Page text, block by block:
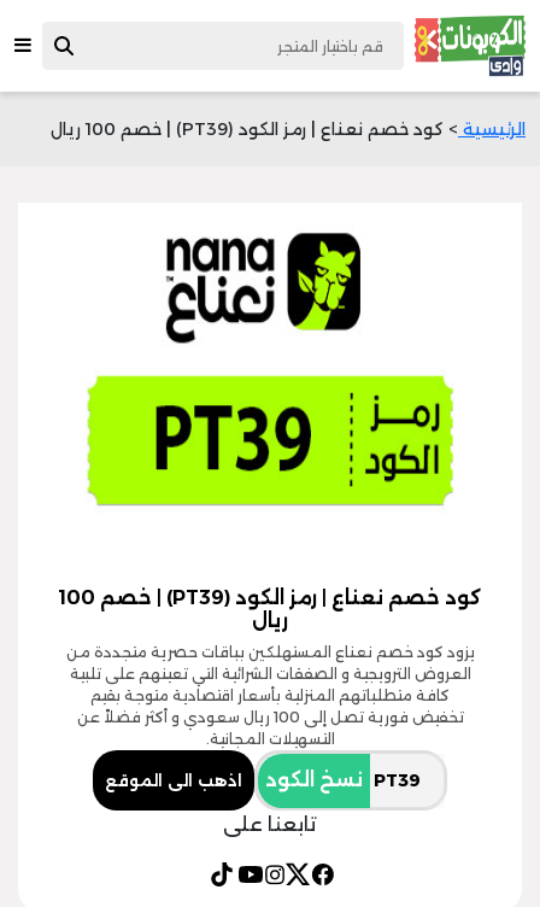
الرئيسية > كود خصم نعناع | رمز الكود (PT39) | خصم 100 ريال
كود خصم نعناع | رمز الكود (PT39) | خصم 100
ريال
يزود كود خصم نعناع المستهلكين بباقات حصرية متجددة من
العروض الترويجية و الصفقات الشرائية التي تعينهم على تلبية
كافة متطلباتهم المنزلية بأسعار اقتصادية متوجة بقيم
تخفيض فورية تصل إلى 100 ريال سعودي و أكثر فضلاً عن
التسهيلات المجانية.
نسخ الكود اذهب الى الموقع
تابعنا على